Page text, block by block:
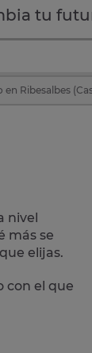
tu
Ribesalbes
nivel
más se
elijas.
con el que